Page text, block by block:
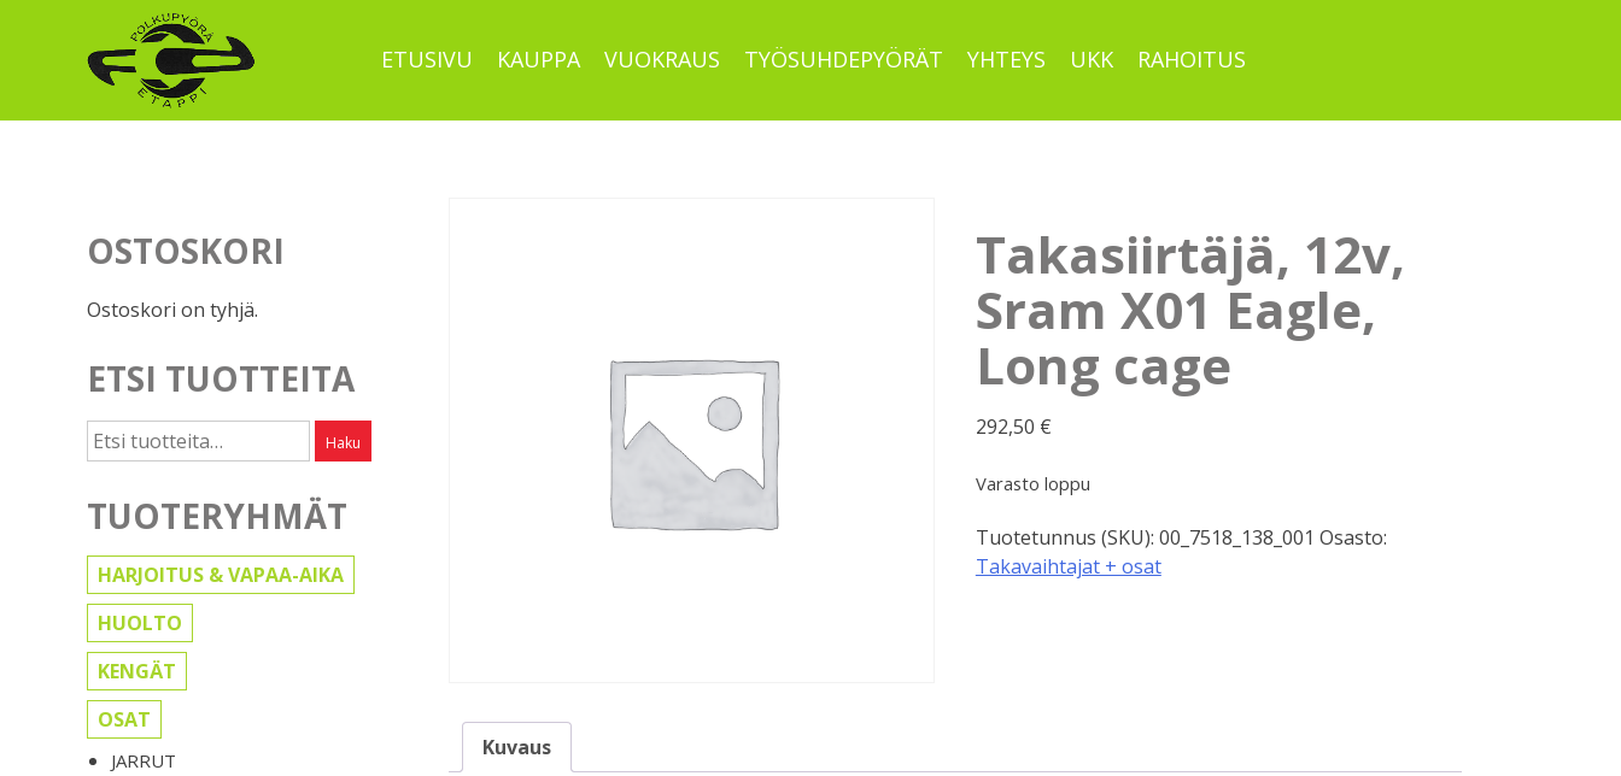
ETUSIVU KAUPPA VUOKRAUS TYÖSUHDEPYÖRÄT YHTEYS UKK RAHOITUS
OSTOSKORI
Ostoskori on tyhjä.
ETSI TUOTTEITA
Etsi: Haku
TUOTERYHMÄT
HARJOITUS & VAPAA-AIKA
HUOLTO
KENGÄT
OSAT
JARRUT
Takasiirtäjä, 12v,
Sram X01 Eagle,
Long cage
292,50 €
Varasto loppu
Tuotetunnus (SKU): 00_7518_138_001 Osasto:
Takavaihtajat + osat
Kuvaus